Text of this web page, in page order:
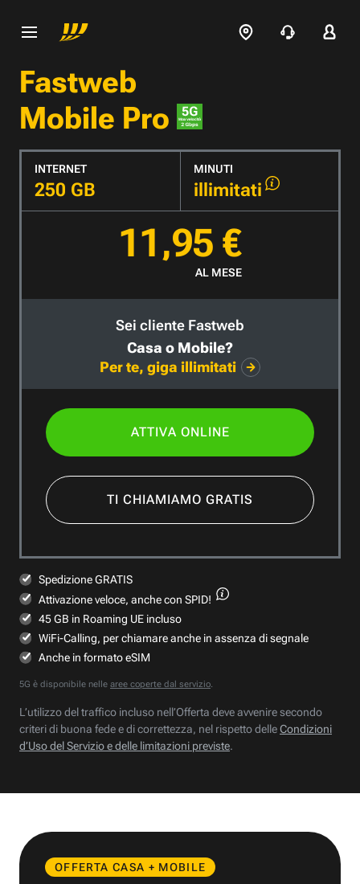
Fastweb
Mobile Pro
INTERNET
250 GB
MINUTI
illimitati
11,95 €
AL MESE
Sei cliente Fastweb
Casa o Mobile?
Per te, giga illimitati
ATTIVA ONLINE
TI CHIAMIAMO GRATIS
Spedizione GRATIS
Attivazione veloce, anche con SPID!
45 GB in Roaming UE incluso
WiFi-Calling, per chiamare anche in assenza di segnale
Anche in formato eSIM
5G è disponibile nelle aree coperte dal servizio.
L’utilizzo del traffico incluso nell’Offerta deve avvenire secondo
criteri di buona fede e di correttezza, nel rispetto delleCondizioni
d’Uso del Servizio e delle limitazioni previste.
OFFERTA CASA + MOBILE